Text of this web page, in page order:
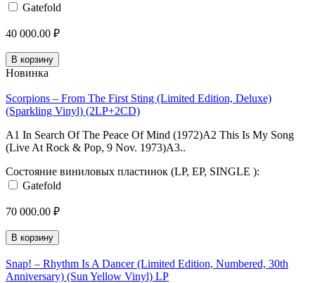
Gatefold
40 000.00 ₽
В корзину
Новинка
Scorpions – From The First Sting (Limited Edition, Deluxe)
(Sparkling Vinyl) (2LP+2CD)
A1 In Search Of The Peace Of Mind (1972)A2 This Is My Song
(Live At Rock & Pop, 9 Nov. 1973)A3..
Состояние виниловых пластинок (LP, EP, SINGLE ):
Gatefold
70 000.00 ₽
В корзину
Snap! – Rhythm Is A Dancer (Limited Edition, Numbered, 30th
Anniversary) (Sun Yellow Vinyl) LP